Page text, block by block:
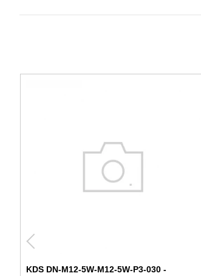
KDS DN-M12-5W-M12-5W-P3-030 -